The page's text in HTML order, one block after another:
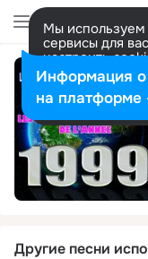
Мы используем
сервисы для
настроить
представитель.
Разрешить все
Другие песни
Информация о
на платформе